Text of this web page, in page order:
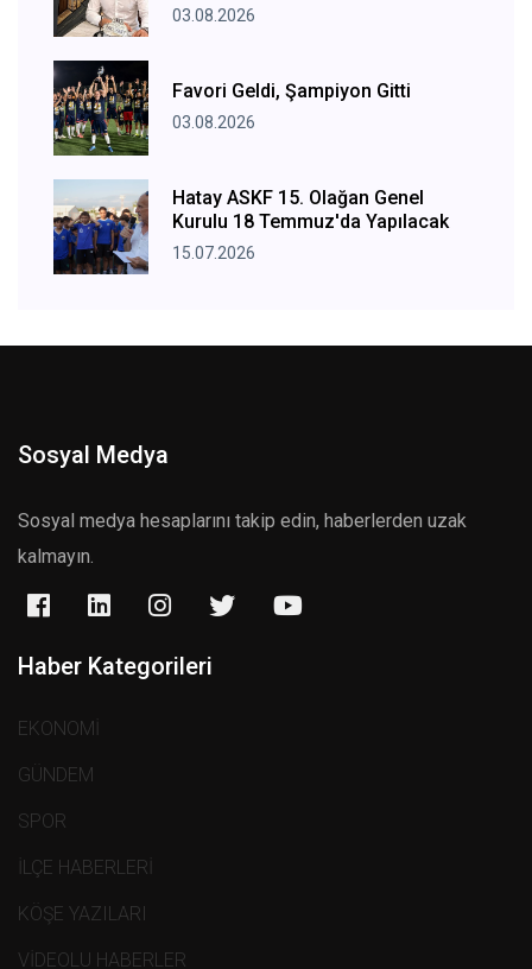
03.08.2026
Favori Geldi, Şampiyon Gitti
03.08.2026
Hatay ASKF 15. Olağan Genel
Kurulu 18 Temmuz'da Yapılacak
15.07.2026
Sosyal Medya
Sosyal medya hesaplarını takip edin, haberlerden uzak
kalmayın.
Haber Kategorileri
EKONOMİ
GÜNDEM
SPOR
İLÇE HABERLERİ
KÖŞE YAZILARI
VİDEOLU HABERLER